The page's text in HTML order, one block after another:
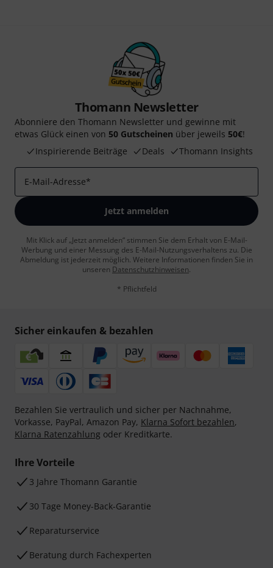
Thomann Newsletter
Abonniere den Thomann Newsletter und gewinne mit
etwas Glück einen von 50 Gutscheinen über jeweils 50€!
Inspirierende Beiträge
Deals Thomann Insights
E-Mail-Adresse*
Jetzt anmelden
Mit Klick auf „Jetzt anmelden“ stimmen Sie dem Erhalt von E-Mail-
Werbung und einer Messung des E-Mail-Nutzungsverhaltens zu. Die
Abmeldung ist jederzeit möglich. Weitere Informationen finden Sie in
unseren Datenschutzhinweisen.
* Pflichtfeld
Sicher einkaufen & bezahlen
Bezahlen Sie vertraulich und sicher per Nachnahme,
Vorkasse, PayPal, Amazon Pay, Klarna Sofort bezahlen,
Klarna Ratenzahlung oder Kreditkarte.
Ihre Vorteile
3 Jahre Thomann Garantie
30 Tage Money-Back-Garantie
Reparaturservice
Beratung durch Fachexperten